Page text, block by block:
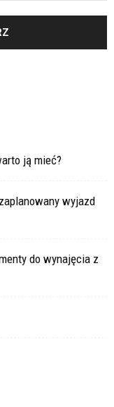
ją mieć?
wyjazd
do wynajęcia z